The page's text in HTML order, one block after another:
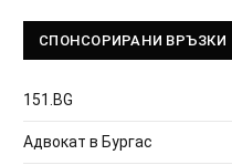
СПОНСОРИРАНИ ВРЪЗКИ
151.BG
Адвокат в Бургас